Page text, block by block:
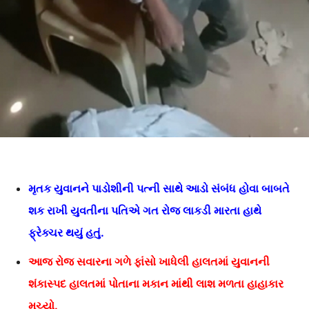
મૃતક યુવાનને પાડોશીની પત્ની સાથે આડો સંબંધ હોવા બાબતે
શક રાખી યુવતીના પતિએ ગત રોજ લાકડી મારતા હાથે
ફ્રેક્ચર થયું હતું.
આજ રોજ સવારના ગળે ફાંસો ખાધેલી હાલતમાં યુવાનની
શંકાસ્પદ હાલતમાં પોતાના મકાન માંથી લાશ મળતા હાહાકાર
મચ્યો.